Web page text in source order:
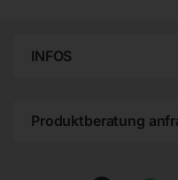
INFOS
Produktberatung